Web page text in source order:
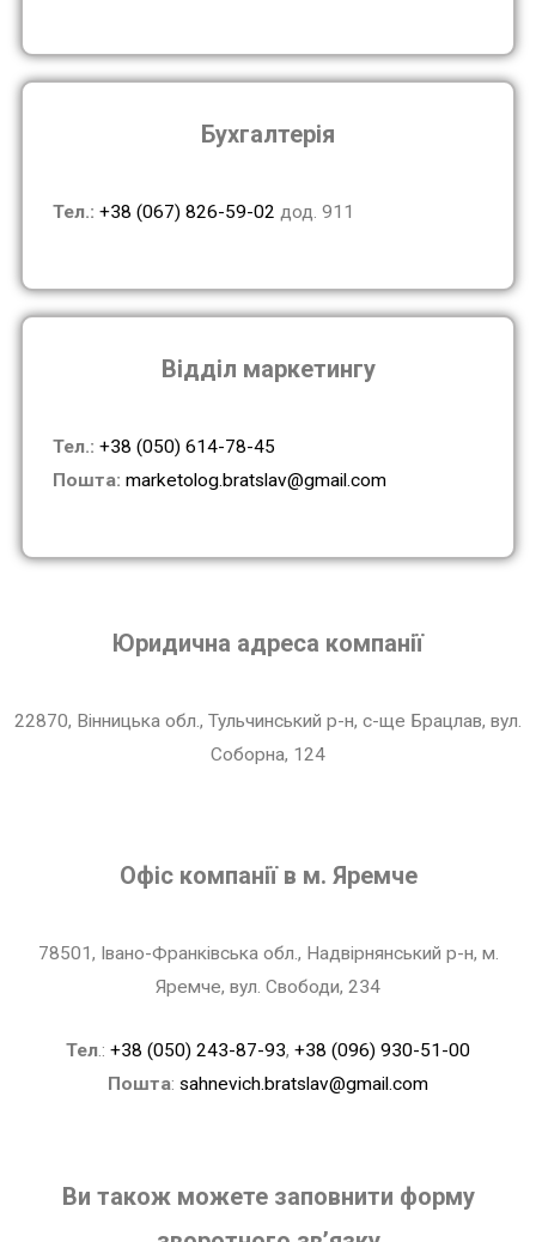
Бухгалтерія
Тел.: +38 (067) 826-59-02 дод. 911
Відділ маркетингу
Тел.: +38 (050) 614-78-45
Пошта: marketolog.bratslav@gmail.com
Юридична адреса компанії
22870, Вінницька обл., Тульчинський р-н, с-ще Брацлав, вул.
Соборна, 124
Офіс компанії в м. Яремче
78501, Івано-Франківська обл., Надвірнянський р-н, м.
Яремче, вул. Свободи, 234
Тел.: +38 (050) 243-87-93, +38 (096) 930-51-00
Пошта: sahnevich.bratslav@gmail.com
Ви також можете заповнити форму